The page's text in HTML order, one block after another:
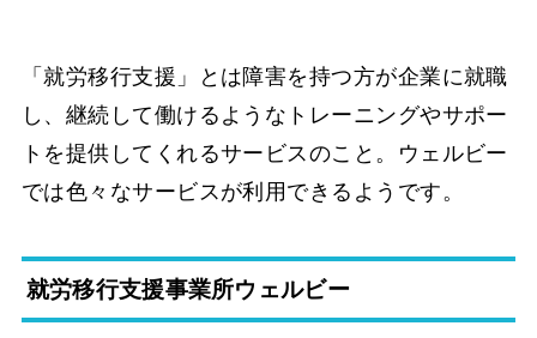
「就労移行支援」とは障害を持つ方が企業に就職
し、継続して働けるようなトレーニングやサポー
トを提供してくれるサービスのこと。ウェルビー
では色々なサービスが利用できるようです。
就労移行支援事業所ウェルビー